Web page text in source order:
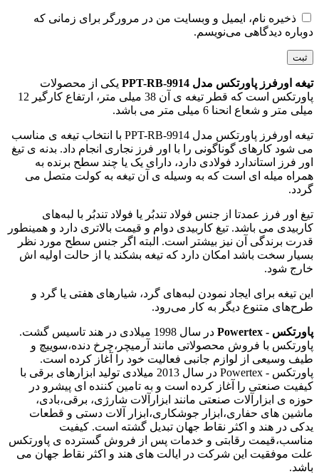
ذخیره نام، ایمیل و وبسایت من در مرورگر برای زمانی که
دوباره دیدگاهی می‌نویسم.
تیغه اورفرز پاورتکس مدل PPT-RB-9914
یکی از محصولات
پاورتکس است که قطر تیغه ی آن 38 میلی متر، ارتفاع کارگیر 12
میلی متر و شعاع انحنا 6 میلی متر می باشد.
تیغه اورفرز پاورتکس مدل PPT-RB-9914 با انتخاب تیغه ی مناسب
می شود کارهای گوناگونی را با اور فرز نجاری انجام داد. بدنه ی تیغ
اور فرز استاندارد فولادی دارد، دارای یک یا چند سطح برنده به
همراه میله ‌ای است که به وسیله ی آن تیغه به کولت متصل می
گردد.
تیغ اور فرز عمدتا از جنس فولاد تندبُر یا فولاد تندبُر با لبه‌های
کاربیدی می باشد. تیغ کاربیدی دوام و قیمت بالاتری دارد و همینطور
قدرت برندگی آن نیز بیشتر است. البته اگر جنس سطح مورد نظر
بسیار سخت باشد امکان دارد که تیغه بشکند یا از حالت اولیه اش
خارج شود.
این تیغه برای ایجاد نمودن لبه‌های گرد، شیارهای هفتی یا گرد و
طرح‌های متنوع دیگر به کار می‌رود.
پاورتکس - Powertex
در سال 1998 میلادی در هند تاسیس گشت.
پاورتکس با فروش محصولاتی مانند آرمیچر،چرخ دنده،سوییچ و
طیف وسیعی از لوازم جانبی فعالیت خود را آغاز کرده است.
پاورتکس - Powertex در سال 2013 میلادی تولید ابزارهای برقی با
کیفیت صنعتی را آغاز کرده است و به تامین کننده ای پیشرو در
حوزه ی ابزارآلات صنعتی مانند ابزارآلات شارژی، برقی،بادی،
ماشین های حفاری،ابزار جوشکاری،ابزار آلات دستی و قطعات
یدکی در هند و اکثر نقاط جهان تبدیل گشته است. کیفیت
مناسب،قیمت رقابتی و خدمات پس از فروش گسترده ی پاورتکس
علت موفقیت این شرکت در ایالت های هند و اکثر نقاط جهان می
باشد.